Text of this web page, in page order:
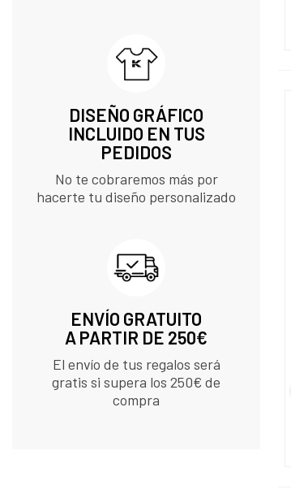
DISEÑO GRÁFICO
INCLUIDO EN TUS
PEDIDOS​
No te cobraremos más por
hacerte tu diseño personalizado
ENVÍO GRATUITO
A PARTIR DE 250€
El envío de tus regalos será
gratis si supera los 250€ de
compra